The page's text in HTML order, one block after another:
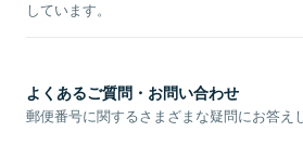
しています。
よくあるご質問・お問い合わせ
郵便番号に関するさまざまな疑問にお答え